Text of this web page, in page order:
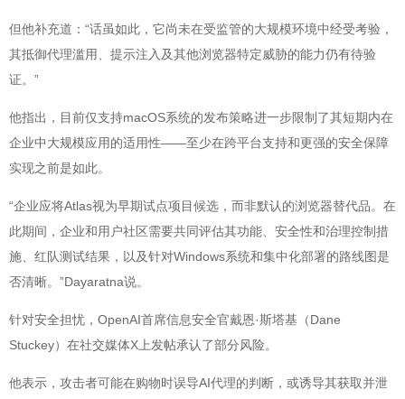
但他补充道：“话虽如此，它尚未在受监管的大规模环境中经受考验，
其抵御代理滥用、提示注入及其他浏览器特定威胁的能力仍有待验
证。”
他指出，目前仅支持macOS系统的发布策略进一步限制了其短期内在
企业中大规模应用的适用性——至少在跨平台支持和更强的安全保障
实现之前是如此。
“企业应将Atlas视为早期试点项目候选，而非默认的浏览器替代品。在
此期间，企业和用户社区需要共同评估其功能、安全性和治理控制措
施、红队测试结果，以及针对Windows系统和集中化部署的路线图是
否清晰。”Dayaratna说。
针对安全担忧，OpenAI首席信息安全官戴恩·斯塔基（Dane
Stuckey）在社交媒体X上发帖承认了部分风险。
他表示，攻击者可能在购物时误导AI代理的判断，或诱导其获取并泄